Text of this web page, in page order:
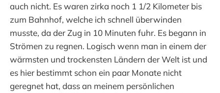
auch nicht. Es waren zirka noch 1 1/2 Kilometer bis
zum Bahnhof, welche ich schnell überwinden
musste, da der Zug in 10 Minuten fuhr. Es begann in
Strömen zu regnen. Logisch wenn man in einem der
wärmsten und trockensten Ländern der Welt ist und
es hier bestimmt schon ein paar Monate nicht
geregnet hat, dass an meinem persönlichen